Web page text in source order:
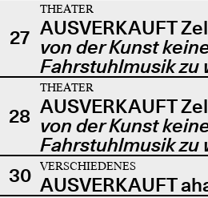
27
THEATER
AUSVERKAUFT
von der Kunst
Fahrstuhlmusik zu
28
THEATER
AUSVERKAUFT
von der Kunst
Fahrstuhlmusik zu
30
VERSCHIEDENES
AUSVERKAUFT